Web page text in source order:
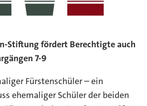
Stiftung fördert Berechtigte auch
7-9
Fürstenschüler – ein
ehemaliger Schüler der beiden